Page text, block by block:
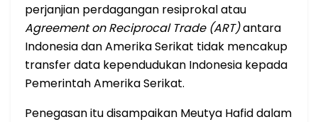
perjanjian perdagangan resiprokal atau
Agreement on Reciprocal Trade (ART)antara
Indonesia dan Amerika Serikat tidak mencakup
transfer data kependudukan Indonesia kepada
Pemerintah Amerika Serikat.
Penegasan itu disampaikan Meutya Hafid dalam